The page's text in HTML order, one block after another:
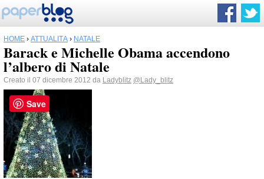
HOME › ATTUALITÀ › NATALE
Barack e Michelle Obama accendono
l’albero di Natale
Creato il 07 dicembre 2012 da Ladyblitz @Lady_blitz
Save